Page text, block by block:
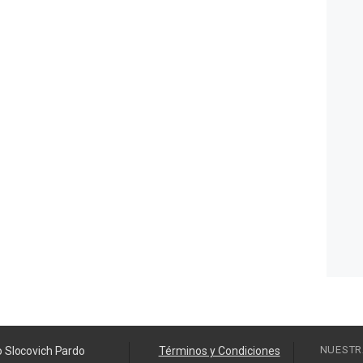
Slocovich Pardo Términos y Condiciones